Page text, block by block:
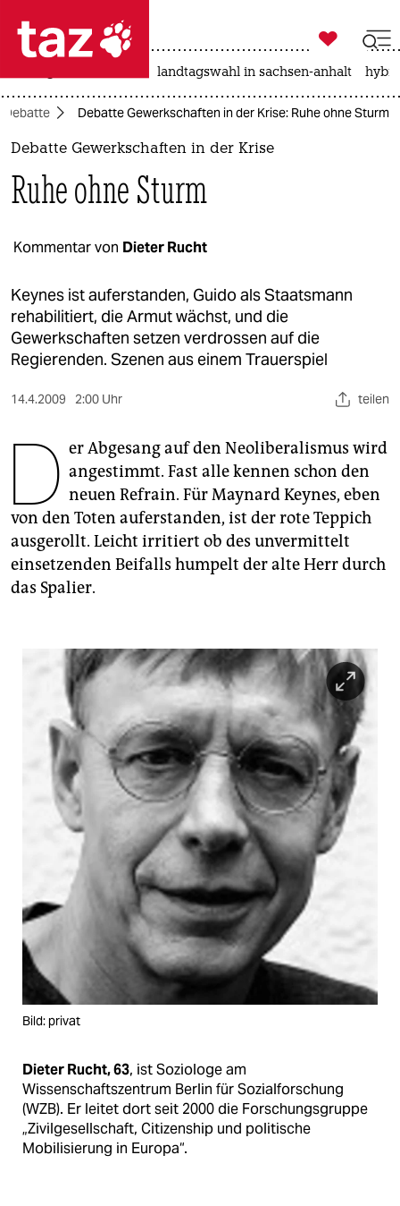
 taz zahl ich
taz zahl ich
politik
öko
gesellschaft
kultur
sport
berlin
nord
wahrheit
verlag
verlag
veranstaltungen
fragen & hilfe
unterstützen
genossenschaft
epaper login

taz zahl ich
landtagswahl in sachsen-anhalt
Debatte Debatte Gewerkschaften in der Krise: Ruhe ohne Sturm
Debatte Gewerkschaften in der Krise
Ruhe ohne Sturm
Kommentar von Dieter Rucht
Keynes ist auferstanden, Guido als Staatsmann
rehabilitiert, die Armut wächst, und die
Gewerkschaften setzen verdrossen auf die
Regierenden. Szenen aus einem Trauerspiel
14.4.2009 2:00 Uhr teilen
D er Abgesang auf den Neoliberalismus wird
angestimmt. Fast alle kennen schon den
neuen Refrain. Für Maynard Keynes, eben
von den Toten auferstanden, ist der rote Teppich
ausgerollt. Leicht irritiert ob des unvermittelt
einsetzenden Beifalls humpelt der alte Herr durch
das Spalier.
Bild: privat
Dieter Rucht, 63, ist Soziologe am
Wissenschaftszentrum Berlin für Sozialforschung
(WZB). Er leitet dort seit 2000 die Forschungsgruppe
„Zivilgesellschaft, Citizenship und politische
Mobilisierung in Europa“.